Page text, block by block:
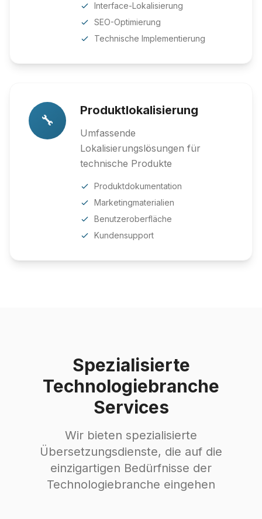
Interface-Lokalisierung
SEO-Optimierung
Technische Implementierung
🔧
Produktlokalisierung
Umfassende
Lokalisierungslösungen für
technische Produkte
Produktdokumentation
Marketingmaterialien
Benutzeroberfläche
Kundensupport
Spezialisierte
Technologiebranche
Services
Wir bieten spezialisierte
Übersetzungsdienste, die auf die
einzigartigen Bedürfnisse der
Technologiebranche eingehen